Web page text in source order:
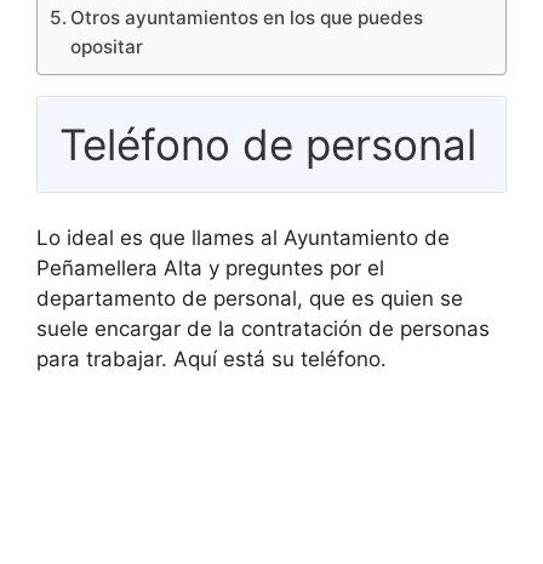
Otros ayuntamientos en los que puedes
opositar
Teléfono de personal
Lo ideal es que llames al Ayuntamiento de
Peñamellera Alta y preguntes por el
departamento de personal, que es quien se
suele encargar de la contratación de personas
para trabajar. Aquí está su teléfono.